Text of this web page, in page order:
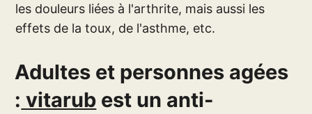
les douleurs liées à l'arthrite, mais aussi les
effets de la toux, de l'asthme, etc.
Adultes et personnes agées
: vitarub est un anti-